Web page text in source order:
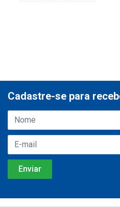
Cadastre-se para